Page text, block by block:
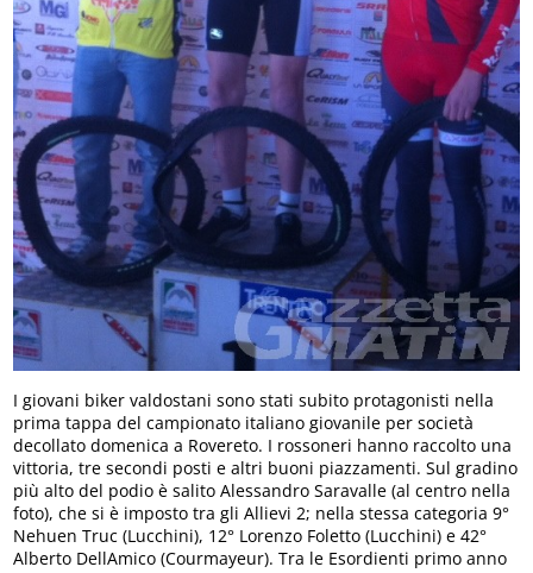
I giovani biker valdostani sono stati subito protagonisti nella
prima tappa del campionato italiano giovanile per società
decollato domenica a Rovereto. I rossoneri hanno raccolto una
vittoria, tre secondi posti e altri buoni piazzamenti. Sul gradino
più alto del podio è salito Alessandro Saravalle (al centro nella
foto), che si è imposto tra gli Allievi 2; nella stessa categoria 9°
Nehuen Truc (Lucchini), 12° Lorenzo Foletto (Lucchini) e 42°
Alberto DellAmico (Courmayeur). Tra le Esordienti primo anno